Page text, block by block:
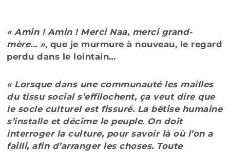
« Amin ! Amin ! Merci Naa, merci grand-
mère… », que je murmure à nouveau, le regard
perdu dans le lointain…
« Lorsque dans une communauté les mailles
du tissu social s’effilochent, ça veut dire que
le socle culturel est fissuré. La bêtise humaine
s’installe et décime le peuple. On doit
interroger la culture, pour savoir là où l’on a
failli, afin d’arranger les choses. Toute